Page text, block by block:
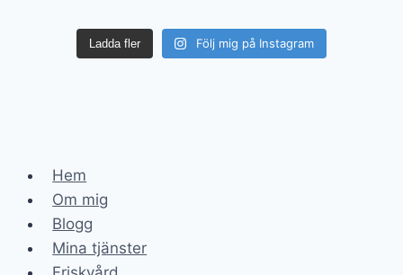
Ladda fler Följ mig på Instagram
Hem
Om mig
Blogg
Mina tjänster